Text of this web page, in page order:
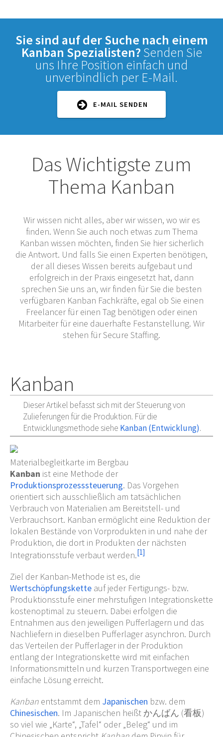
Sie sind auf der Suche nach einem
Kanban Spezialisten? Senden Sie
uns Ihre Position einfach und
unverbindlich per E-Mail.
E-MAIL SENDEN
Das Wichtigste zum
Thema Kanban
Wir wissen nicht alles, aber wir wissen, wo wir es
finden. Wenn Sie auch noch etwas zum Thema
Kanban wissen möchten, finden Sie hier sicherlich
die Antwort. Und falls Sie einen Experten benötigen,
der all dieses Wissen bereits aufgebaut und
erfolgreich in der Praxis eingesetzt hat, dann
sprechen Sie uns an, wir finden für Sie die besten
verfügbaren Kanban Fachkräfte, egal ob Sie einen
Freelancer für einen Tag benötigen oder einen
Mitarbeiter für eine dauerhafte Festanstellung. Wir
stehen für Secure Staffing.
Kanban
Dieser Artikel befasst sich mit der Steuerung von
Zulieferungen für die Produktion. Für die
Entwicklungsmethode siehe Kanban (Entwicklung).
Materialbegleitkarte im Bergbau
Kanban ist eine Methode der
Produktionsprozesssteuerung. Das Vorgehen
orientiert sich ausschließlich am tatsächlichen
Verbrauch von Materialien am Bereitstell- und
Verbrauchsort. Kanban ermöglicht eine Reduktion der
lokalen Bestände von Vorprodukten in und nahe der
Produktion, die dort in Produkten der nächsten
Integrationsstufe verbaut werden.[1]
Ziel der Kanban-Methode ist es, die
Wertschöpfungskette auf jeder Fertigungs- bzw.
Produktionsstufe einer mehrstufigen Integrationskette
kostenoptimal zu steuern. Dabei erfolgen die
Entnahmen aus den jeweiligen Pufferlagern und das
Nachliefern in dieselben Pufferlager asynchron. Durch
das Verteilen der Pufferlager in der Produktion
entlang der Integrationskette wird mit einfachen
Informationsmitteln und kurzen Transportwegen eine
einfache Lösung erreicht.
Kanban entstammt dem Japanischen bzw. dem
Chinesischen. Im Japanischen heißt かんばん (看板)
so viel wie „Karte“, „Tafel“ oder „Beleg“ und im